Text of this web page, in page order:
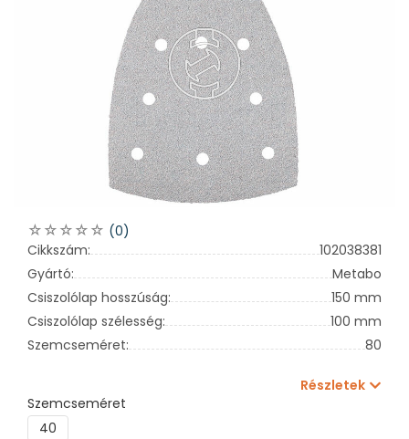
(0)
Cikkszám:
102038381
Gyártó:
Metabo
Csiszolólap hosszúság:
150 mm
Csiszolólap szélesség:
100 mm
Szemcseméret:
80
Részletek
Szemcseméret
40